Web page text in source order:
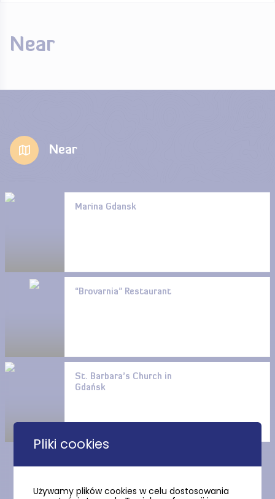
Near
Near
Marina Gdansk
“Brovarnia” Restaurant
St. Barbara’s Church in
Gdańsk
Pliki cookies
Używamy plików cookies w celu dostosowania